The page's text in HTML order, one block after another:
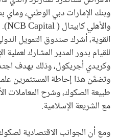
وبنك الإمارات دبي الوطني، وماي
والأهلي كابيتال (NCB Capital
).
القوية، أشرك صندوق التمويل
للقيام بدور المدير المشارك
وكريدي أجريكول، وذلك بهدف
وتضمَّن هذا إحاطة المستثمرين
طبيعة الصكوك، وشرح المعاملات
مع الشريعة الإسلامية.
ومع أن الجوانب الاقتصادية